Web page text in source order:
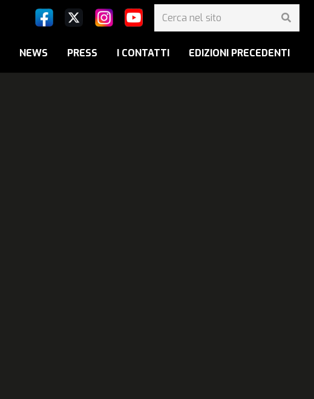
NEWS PRESS I CONTATTI EDIZIONI PRECEDENTI